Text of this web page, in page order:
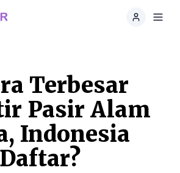
Terbesar
Pasir Alam
Indonesia